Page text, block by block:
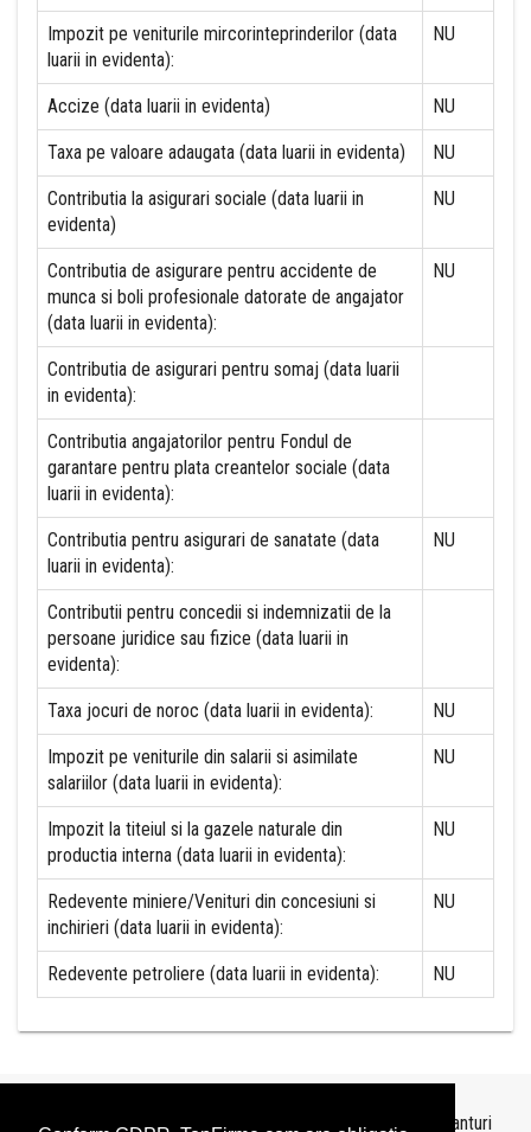
Impozit pe veniturile mircorinteprinderilor (data
luarii in evidenta):
NU
Accize (data luarii in evidenta) NU
Taxa pe valoare adaugata (data luarii in evidenta) NU
Contributia la asigurari sociale (data luarii in
evidenta)
NU
Contributia de asigurare pentru accidente de
munca si boli profesionale datorate de angajator
(data luarii in evidenta):
NU
Contributia de asigurari pentru somaj (data luarii
in evidenta):
Contributia angajatorilor pentru Fondul de
garantare pentru plata creantelor sociale (data
luarii in evidenta):
Contributia pentru asigurari de sanatate (data
luarii in evidenta):
NU
Contributii pentru concedii si indemnizatii de la
persoane juridice sau fizice (data luarii in
evidenta):
Taxa jocuri de noroc (data luarii in evidenta): NU
Impozit pe veniturile din salarii si asimilate
salariilor (data luarii in evidenta):
NU
Impozit la titeiul si la gazele naturale din
productia interna (data luarii in evidenta):
NU
Redevente miniere/Venituri din concesiuni si
inchirieri (data luarii in evidenta):
NU
Redevente petroliere (data luarii in evidenta): NU
Topurile sunt realizate deTopFirme pe baza ultimelor bilanturi